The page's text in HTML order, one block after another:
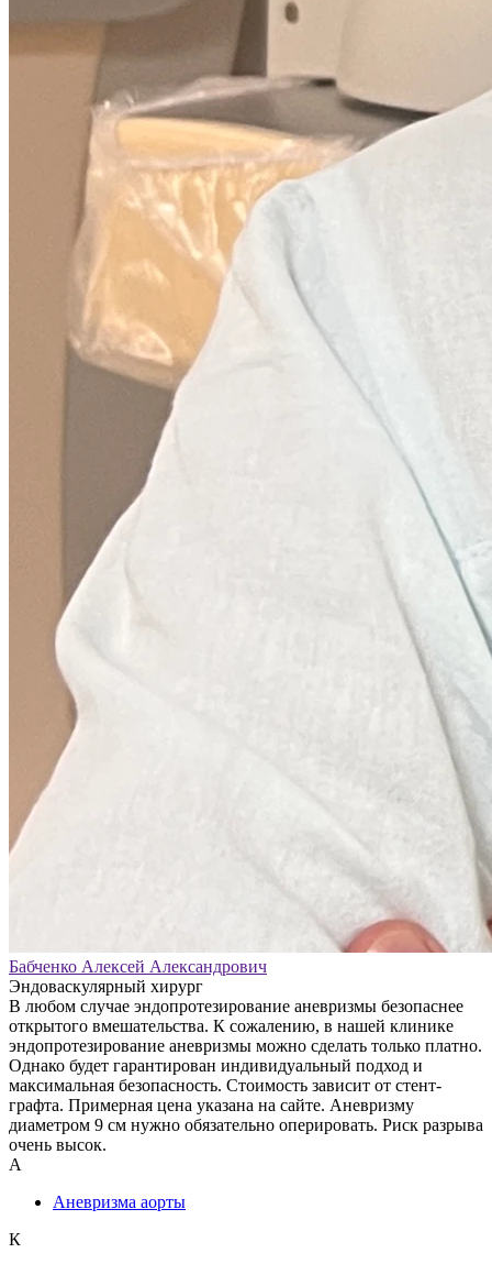
Бабченко Алексей Александрович
Эндоваскулярный хирург
В любом случае эндопротезирование аневризмы безопаснее
открытого вмешательства. К сожалению, в нашей клинике
эндопротезирование аневризмы можно сделать только платно.
Однако будет гарантирован индивидуальный подход и
максимальная безопасность. Стоимость зависит от стент-
графта. Примерная цена указана на сайте. Аневризму
диаметром 9 см нужно обязательно оперировать. Риск разрыва
очень высок.
А
Аневризма аорты
К